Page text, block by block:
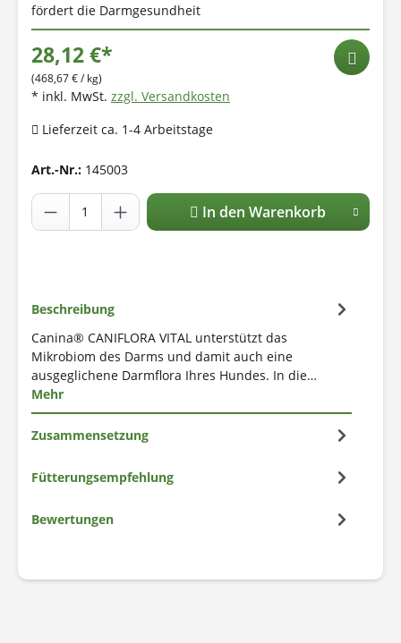
fördert die Darmgesundheit
28,12 €*
(468,67 € / kg)
* inkl. MwSt. zzgl. Versandkosten
Lieferzeit ca. 1-4 Arbeitstage
Art.-Nr.: 145003
In den Warenkorb
Beschreibung
Canina® CANIFLORA VITAL unterstützt das
Mikrobiom des Darms und damit auch eine
ausgeglichene Darmflora Ihres Hundes. In die…
Mehr
Zusammensetzung
Fütterungsempfehlung
Bewertungen